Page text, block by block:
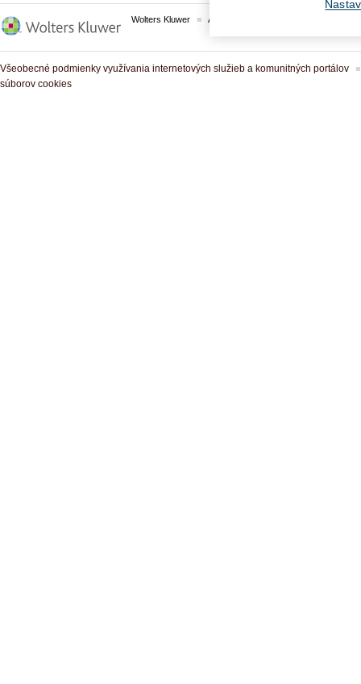
Wolters Kluwer ASPI
Všeobecné podmienky využívania internetových služieb a komunitných portálov
súborov cookies